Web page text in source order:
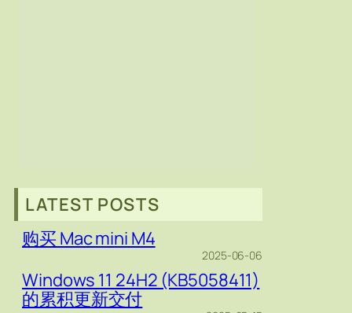
LATEST POSTS
购买 Mac mini M4
2025-06-06
Windows 11 24H2 (KB5058411)
的累积更新交付